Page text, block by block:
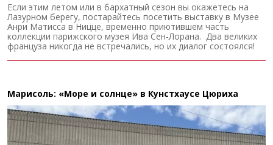
Если этим летом или в бархатный сезон вы окажетесь на
Лазурном берегу, постарайтесь посетить выставку в Музее
Анри Матисса в Ницце, временно приютившем часть
коллекции парижского музея Ива Сен-Лорана. Два великих
француза никогда не встречались, но их диалог состоялся!
Марисоль: «Море и солнце» в Кунстхаусе Цюриха